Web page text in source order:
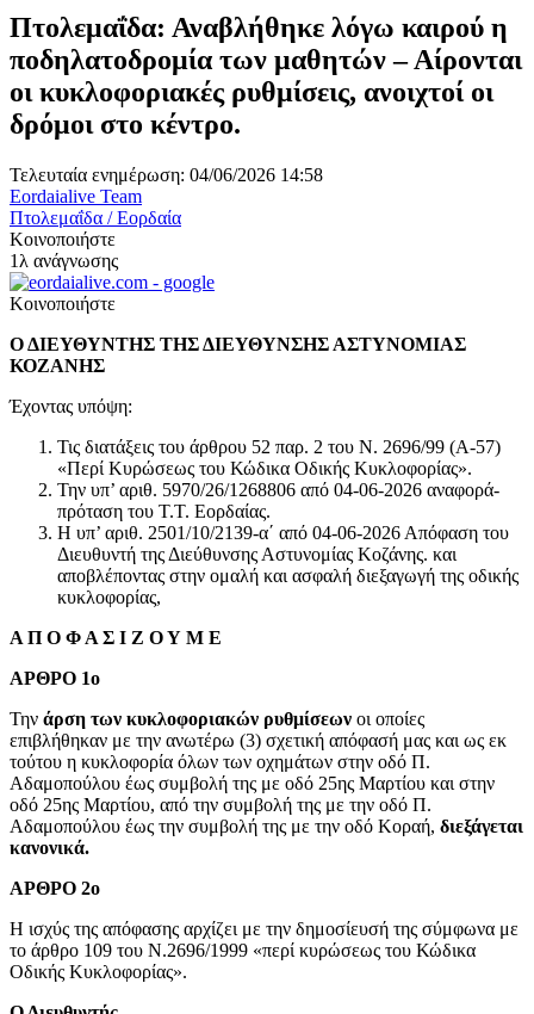
Πτολεμαΐδα: Αναβλήθηκε λόγω καιρού η
ποδηλατοδρομία των μαθητών – Αίρονται
οι κυκλοφοριακές ρυθμίσεις, ανοιχτοί οι
δρόμοι στο κέντρο.
Τελευταία ενημέρωση: 04/06/2026 14:58
Eordaialive Team
Πτολεμαΐδα / Εορδαία
Κοινοποιήστε
1λ ανάγνωσης
Κοινοποιήστε
Ο ΔΙΕΥΘΥΝΤΗΣ ΤΗΣ ΔΙΕΥΘΥΝΣΗΣ ΑΣΤΥΝΟΜΙΑΣ
ΚΟΖΑΝΗΣ
Έχοντας υπόψη:
Τις διατάξεις του άρθρου 52 παρ. 2 του Ν. 2696/99 (Α-57)
«Περί Κυρώσεως του Κώδικα Οδικής Κυκλοφορίας».
Την υπ’ αριθ. 5970/26/1268806 από 04-06-2026 αναφορά-
πρόταση του Τ.Τ. Εορδαίας.
Η υπ’ αριθ. 2501/10/2139-α΄ από 04-06-2026 Απόφαση του
Διευθυντή της Διεύθυνσης Αστυνομίας Κοζάνης. και
αποβλέποντας στην ομαλή και ασφαλή διεξαγωγή της οδικής
κυκλοφορίας,
Α Π Ο Φ Α Σ Ι Ζ Ο Υ Μ Ε
ΑΡΘΡΟ 1ο
Την άρση των κυκλοφοριακών ρυθμίσεων οι οποίες
επιβλήθηκαν με την ανωτέρω (3) σχετική απόφασή μας και ως εκ
τούτου η κυκλοφορία όλων των οχημάτων στην οδό Π.
Αδαμοπούλου έως συμβολή της με οδό 25ης Μαρτίου και στην
οδό 25ης Μαρτίου, από την συμβολή της με την οδό Π.
Αδαμοπούλου έως την συμβολή της με την οδό Κοραή, διεξάγεται
κανονικά.
ΑΡΘΡΟ 2ο
Η ισχύς της απόφασης αρχίζει με την δημοσίευσή της σύμφωνα με
το άρθρο 109 του Ν.2696/1999 «περί κυρώσεως του Κώδικα
Οδικής Κυκλοφορίας».